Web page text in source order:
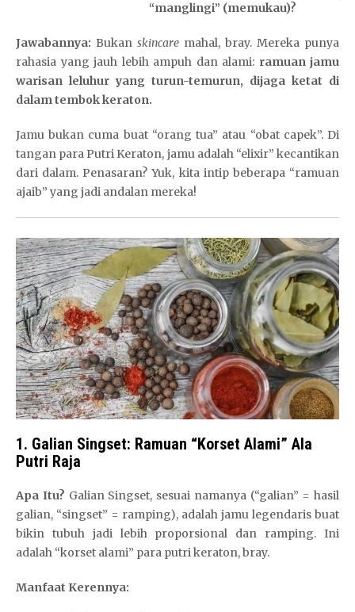
“manglingi” (memukau)?
Jawabannya: Bukan skincare mahal, bray. Mereka punya
rahasia yang jauh lebih ampuh dan alami: ramuan jamu
warisan leluhur yang turun-temurun, dijaga ketat di
dalam tembok keraton.
Jamu bukan cuma buat “orang tua” atau “obat capek”. Di
tangan para Putri Keraton, jamu adalah “elixir” kecantikan
dari dalam. Penasaran? Yuk, kita intip beberapa “ramuan
ajaib” yang jadi andalan mereka!
1. Galian Singset: Ramuan “Korset Alami” Ala
Putri Raja
Apa Itu? Galian Singset, sesuai namanya (“galian” = hasil
galian, “singset” = ramping), adalah jamu legendaris buat
bikin tubuh jadi lebih proporsional dan ramping. Ini
adalah “korset alami” para putri keraton, bray.
Manfaat Kerennya: